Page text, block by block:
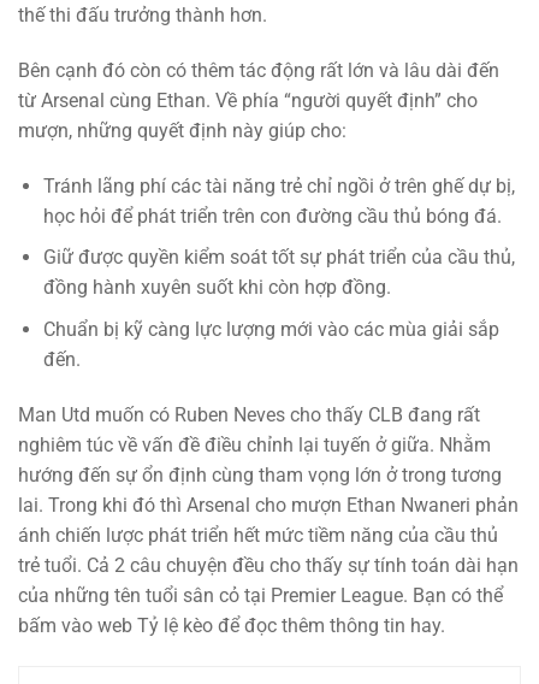
thế thi đấu trưởng thành hơn.
Bên cạnh đó còn có thêm tác động rất lớn và lâu dài đến
từ Arsenal cùng Ethan. Về phía “người quyết định” cho
mượn, những quyết định này giúp cho:
Tránh lãng phí các tài năng trẻ chỉ ngồi ở trên ghế dự bị,
học hỏi để phát triển trên con đường cầu thủ bóng đá.
Giữ được quyền kiểm soát tốt sự phát triển của cầu thủ,
đồng hành xuyên suốt khi còn hợp đồng.
Chuẩn bị kỹ càng lực lượng mới vào các mùa giải sắp
đến.
Man Utd muốn có Ruben Neves cho thấy CLB đang rất
nghiêm túc về vấn đề điều chỉnh lại tuyến ở giữa. Nhằm
hướng đến sự ổn định cùng tham vọng lớn ở trong tương
lai. Trong khi đó thì Arsenal cho mượn Ethan Nwaneri phản
ánh chiến lược phát triển hết mức tiềm năng của cầu thủ
trẻ tuổi. Cả 2 câu chuyện đều cho thấy sự tính toán dài hạn
của những tên tuổi sân cỏ tại Premier League. Bạn có thể
bấm vào web Tỷ lệ kèo để đọc thêm thông tin hay.